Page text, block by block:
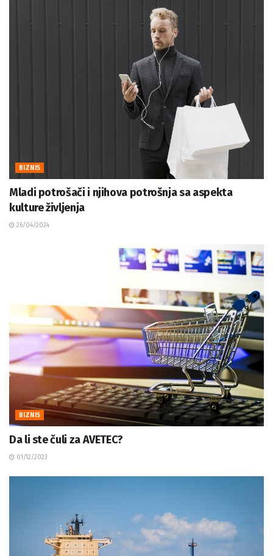
BIZNIS
Mladi potrošači i njihova potrošnja sa aspekta
kulture življenja
26/04/2024
BIZNIS
Da li ste čuli za AVETEC?
01/12/2023